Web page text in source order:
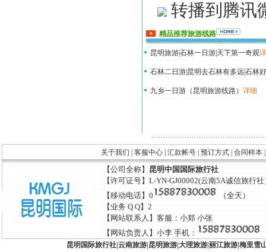
转播到腾讯
精品推荐旅游线路
昆明旅游|石林一日游|天下第一奇观
石林二日游|昆明去石林有多远|石林
详细
九乡一日游（昆明旅游线路）
关于我们 客服中心| 汇款帐号| 预订方式| 合同样本
【公司全称】 昆明中国国际旅行社
【许可证号】L-YN-GJ00002(云南5A诚信旅行社
【移动电话】0
（全天）
【业务 Q Q】2
【网站联系人】客服：小郑 小张
【网站负责人】小李 手机：
昆明国际旅行社| 云南旅游| 昆明旅游| 大理旅游| 丽江旅游| 梅里雪